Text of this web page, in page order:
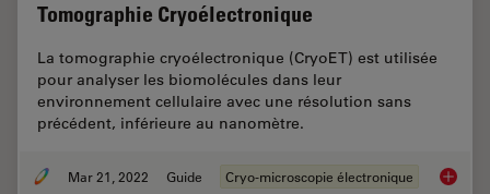
Tomographie Cryoélectronique
La tomographie cryoélectronique (CryoET) est utilisée
pour analyser les biomolécules dans leur
environnement cellulaire avec une résolution sans
précédent, inférieure au nanomètre.
Mar 21, 2022 Guide Cryo-microscopie électronique